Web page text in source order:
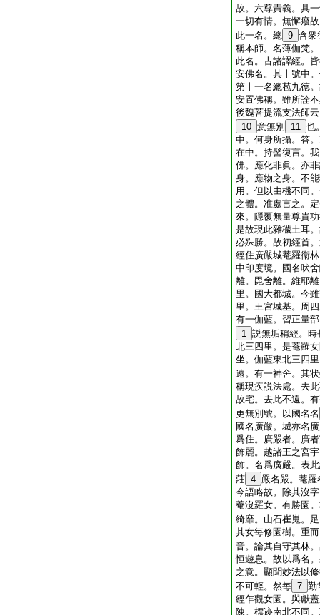
故。六尊責義。具
一切有情。無懈癈
此一名。總 9 含衆
稱本師。名薄伽梵
此名。古諸譯經。
安佛名。其十號中
第十一名總苞九徳
安置佛稱。雖所詮
後魏菩提流支法師
10 意無別 11 也
中。何身所攝。答
在中。持髻復言。
佛。應化非眞。亦
身。應物之身。不
用。但以由機不同
之體。准處言之。
來。隱覆無量尊貴
是故現此雜穢土耳
必殊勝。故初經首
經住廣嚴城菴羅衞
中印度境。國名吠
離。毘舍離。維耶
里。國大都城。今
里。王宮城基。周
有一伽藍。習正量
1 説無垢稱經。
北三四里。是菴羅
坐。伽藍東北三四
遠。有一神舍。其
稱現疾説法處。去
故宅。去此不遠。
更無別號。以國名名
國名廣嚴。城亦名
爲住。廣嚴者。廣
飾麗。越諸王之宮
飾。名爲廣嚴。表
莊 4 嚴名嚴。菴
今語略故。除其沒
菴沒羅女。有勝園
綺靡。山石崔嵬。
其女毎修園樹。重
音。論其自守其林
恒遊息。故以爲名
之意。顯聞妙法以
不可輕。然毎 7 勤
經乍觀女園。與獻
陳。標迹南北不同